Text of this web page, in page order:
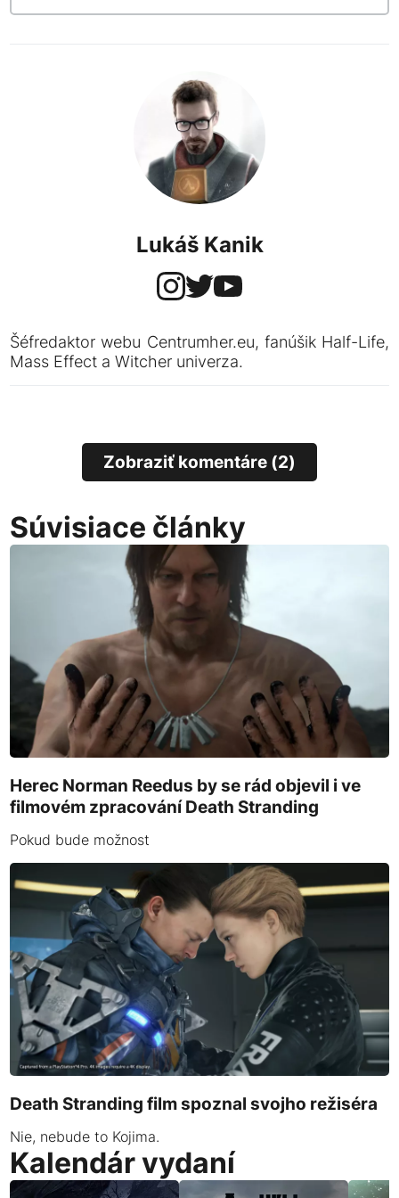
Lukáš Kanik
Šéfredaktor webu Centrumher.eu, fanúšik Half-Life,
Mass Effect a Witcher univerza.
Zobraziť komentáre (2)
Súvisiace články
Herec Norman Reedus by se rád objevil i ve
filmovém zpracování Death Stranding
Pokud bude možnost
Death Stranding film spoznal svojho režiséra
Nie, nebude to Kojima.
Kalendár vydaní